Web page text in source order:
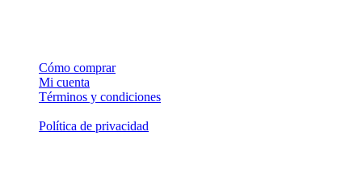
Cómo comprar
Mi cuenta
Términos y condiciones
Política de privacidad